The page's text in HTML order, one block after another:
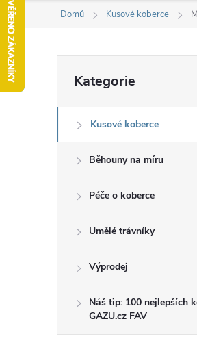
Domů Kusové koberce
o
s
kategorie
Kategorie
Kusové koberce
Běhouny na míru
Péče o koberce
Umělé trávníky
Výprodej
Náš tip: 100 nejlepších
GAZU.cz FAV